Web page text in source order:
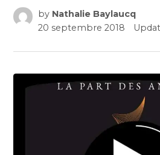
by Nathalie Baylaucq
20 septembre 2018